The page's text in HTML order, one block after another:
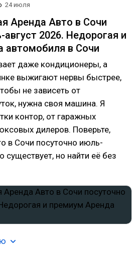
24 июля
Аренда Авто в Сочи
2026. Недорогая и
автомобиля в Сочи
даже кондиционеры, а
выжигают нервы быстрее,
не зависеть от
нужна своя машина. Я
контор, от гаражных
дилеров. Поверьте,
в Сочи посуточно июль-
существует, но найти её без